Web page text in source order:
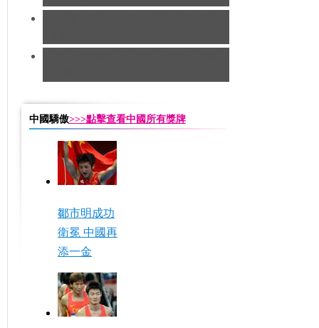
中國驕傲>>>點擊查看中國所有獎牌
鄒市明成功
衛冕 中國再
添一金